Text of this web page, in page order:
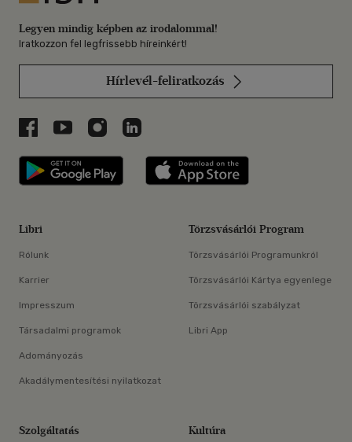
Legyen mindig képben az irodalommal!
Iratkozzon fel legfrissebb híreinkért!
Hírlevél-feliratkozás
Libri a Facebookon
Libri a Youtube-on
Libri az Instagramon
Libri a LinkedInen
Libri applikáció Szerezd meg: Google
Libri
Rólunk
Karrier
Impresszum
Társadalmi programok
Adományozás
Akadálymentesítési nyilatkozat
Törzsvásárlói Program
Törzsvásárlói Programunkról
Törzsvásárlói Kártya egyenlege
Törzsvásárlói szabályzat
Libri App
Szolgáltatás Kultúra